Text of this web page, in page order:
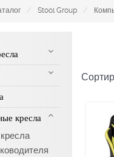
Stool Group
кресла